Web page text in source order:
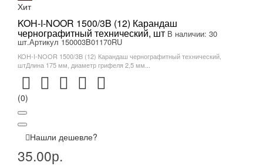
Хит
KOH-I-NOOR 1500/3B (12) Карандаш
чернографитный технический, шт В наличии: 30
шт.Артикул 150003B01170RU
KOH-I-NOOR 1500/3B (12) Карандаш чернографитный технический,
штДлина 175 мм, диаметр грифеля 2,5 мм...
(0)
Нашли дешевле?
35.00р.